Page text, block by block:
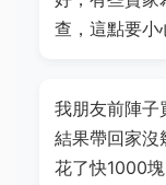
查，這點要小
我朋友前陣子
結果帶回家沒
花了快1000